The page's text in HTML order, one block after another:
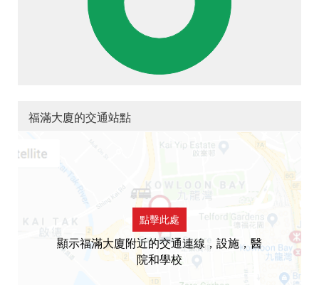
福滿大廈的交通站點
點擊此處
顯示福滿大廈附近的交通連線，設施，醫
院和學校